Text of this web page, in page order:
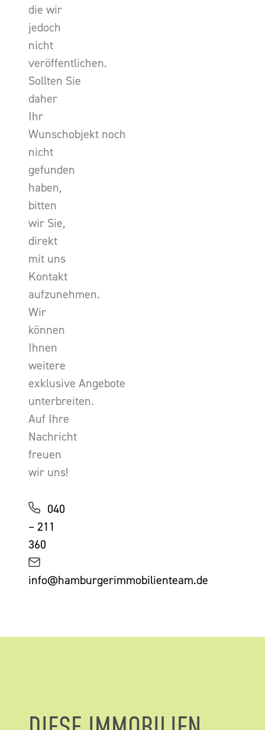
die wir
jedoch
nicht
veröffentlichen.
Sollten Sie
daher
Ihr
Wunschobjekt noch
nicht
gefunden
haben,
bitten
wir Sie,
direkt
mit uns
Kontakt
aufzunehmen.
Wir
können
Ihnen
weitere
exklusive Angebote
unterbreiten.
Auf Ihre
Nachricht
freuen
wir uns!
040
– 211
360
info@hamburgerimmobilienteam.de